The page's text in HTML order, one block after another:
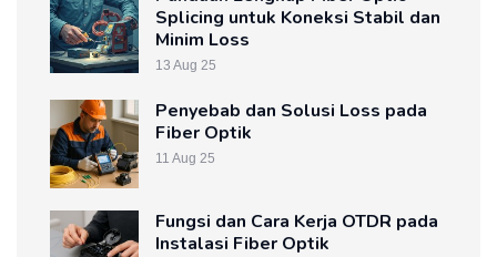
Splicing untuk Koneksi Stabil dan
Minim Loss
13 Aug 25
Penyebab dan Solusi Loss pada
Fiber Optik
11 Aug 25
Fungsi dan Cara Kerja OTDR pada
Instalasi Fiber Optik